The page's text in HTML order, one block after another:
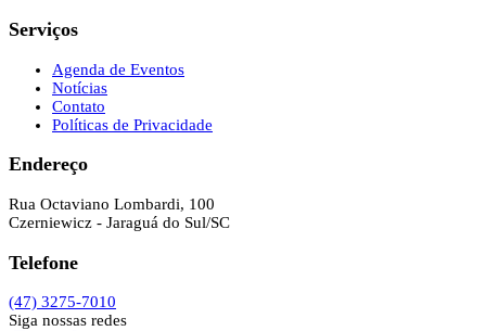
Serviços
Agenda de Eventos
Notícias
Contato
Políticas de Privacidade
Endereço
Rua Octaviano Lombardi, 100
Czerniewicz - Jaraguá do Sul/SC
Telefone
(47) 3275-7010
Siga nossas redes